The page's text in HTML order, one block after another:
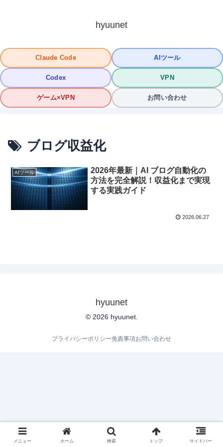
hyuunet
Claude Code AIツール
Codex VPN
ゲーム×VPN お問い合わせ
ブログ収益化
AIツール
2026年最新｜AI ブログ自動化の
方法を完全解説！収益化まで実現
する実践ガイド
2026.06.27
hyuunet
© 2026 hyuunet.
プライバシーポリシー免責事項お問い合わせ
メニュー ホーム 検索 トップ サイドバー